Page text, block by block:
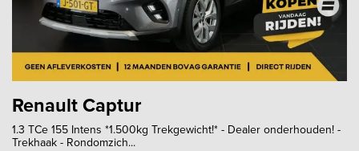
Renault Captur
1.3 TCe 155 Intens *1.500kg Trekgewicht!* - Dealer onderhouden! -
Trekhaak - Rondomzich...